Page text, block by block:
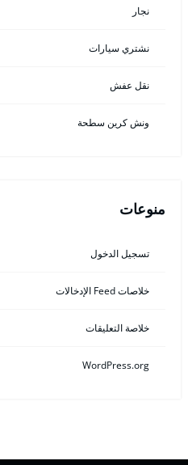
نجار
نشتري سيارات
نقل عفش
ونش كرين سطحة
منوعات
تسجيل الدخول
خلاصات Feed الإدخالات
خلاصة التعليقات
WordPress.org